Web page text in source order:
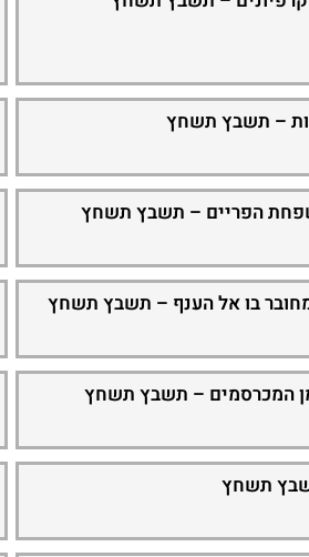
– תשבץ תשחץ
הפריים – תשבץ תשחץ
בו אל הענף – תשבץ תשחץ
המכרסמים – תשבץ תשחץ
תשחץ